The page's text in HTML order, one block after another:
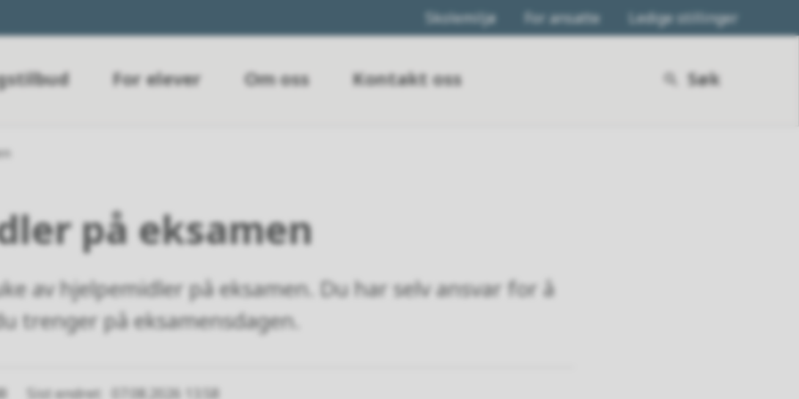
Skolemiljø For ansatte Ledige stillinger
For elever Om oss Kontakt oss Søk
på eksamen
av hjelpemidler på eksamen. Du har selv ansvar for å
trenger på eksamensdagen.
Sist endret 07.08.2026 13.58